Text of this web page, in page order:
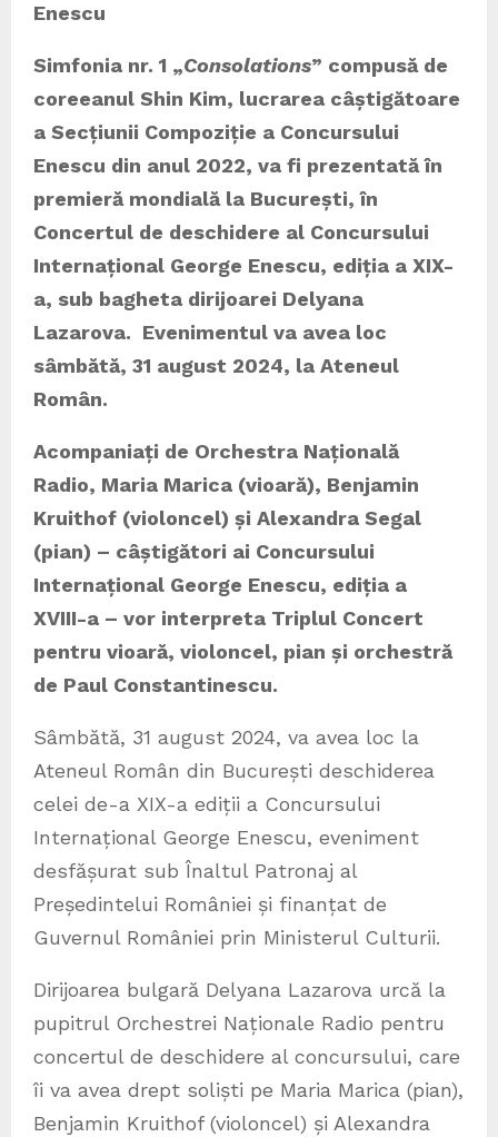
Enescu
Simfonia nr. 1 „Consolations” compusă de
coreeanul Shin Kim, lucrarea câștigătoare
a Secțiunii Compoziție a Concursului
Enescu din anul 2022, va fi prezentată în
premieră mondială la București, în
Concertul de deschidere al Concursului
Internațional George Enescu, ediția a XIX-
a, sub bagheta dirijoarei Delyana
Lazarova. Evenimentul va avea loc
sâmbătă, 31 august 2024, la Ateneul
Român.
Acompaniați de Orchestra Națională
Radio, Maria Marica (vioară), Benjamin
Kruithof (violoncel) și Alexandra Segal
(pian) – câștigători ai Concursului
Internațional George Enescu, ediția a
XVIII-a – vor interpreta Triplul Concert
pentru vioară, violoncel, pian și orchestră
de Paul Constantinescu.
Sâmbătă, 31 august 2024, va avea loc la
Ateneul Român din București deschiderea
celei de-a XIX-a ediții a Concursului
Internațional George Enescu, eveniment
desfășurat sub Înaltul Patronaj al
Președintelui României și finanțat de
Guvernul României prin Ministerul Culturii.
Dirijoarea bulgară Delyana Lazarova urcă la
pupitrul Orchestrei Naționale Radio pentru
concertul de deschidere al concursului, care
îi va avea drept soliști pe Maria Marica (pian),
Benjamin Kruithof (violoncel) și Alexandra